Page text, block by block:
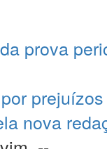
prova
nova